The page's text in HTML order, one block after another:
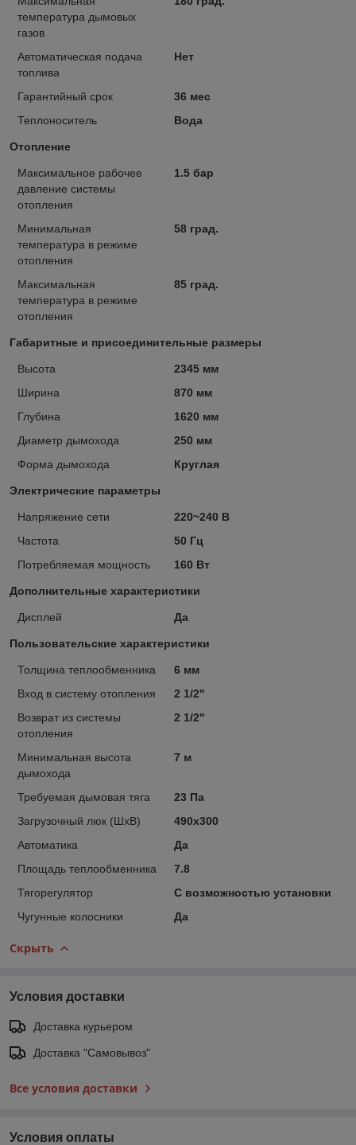
температура дымовых
газов
Автоматическая подача
топлива
Нет
Гарантийный срок
36 мес
Теплоноситель
Вода
Отопление
Максимальное рабочее
давление системы
отопления
1.5 бар
Минимальная
температура в режиме
отопления
58 град.
Максимальная
температура в режиме
отопления
85 град.
Габаритные и присоединительные размеры
Высота
2345 мм
Ширина
870 мм
Глубина
1620 мм
Диаметр дымохода
250 мм
Форма дымохода
Круглая
Электрические параметры
Напряжение сети
220~240 В
Частота
50 Гц
Потребляемая мощность
160 Вт
Дополнительные характеристики
Дисплей Да
Пользовательские характеристики
Толщина теплообменника
6 мм
Вход в систему отопления
2 1/2"
Возврат из системы
отопления
2 1/2"
Минимальная высота
дымохода
7 м
Требуемая дымовая тяга
23 Па
Загрузочный люк (ШxВ)
490x300
Автоматика
Да
Площадь теплообменника
7.8
Тягорегулятор
С возможностью установки
Чугунные колосники
Да
Скрыть
Условия доставки
Доставка курьером
Доставка "Самовывоз"
Все условия доставки
Условия оплаты